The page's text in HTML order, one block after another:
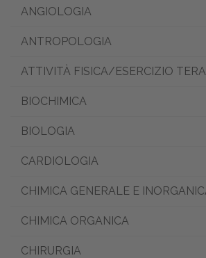
ANGIOLOGIA
ANTROPOLOGIA
ATTIVITÀ FISICA/ESERCIZIO
BIOCHIMICA
BIOLOGIA
CARDIOLOGIA
CHIMICA GENERALE E
CHIMICA ORGANICA
CHIRURGIA